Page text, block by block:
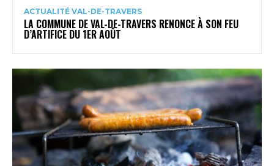
ACTUALITÉ VAL-DE-TRAVERS
LA COMMUNE DE VAL-DE-TRAVERS RENONCE À SON FEU
D’ARTIFICE DU 1ER AOÛT